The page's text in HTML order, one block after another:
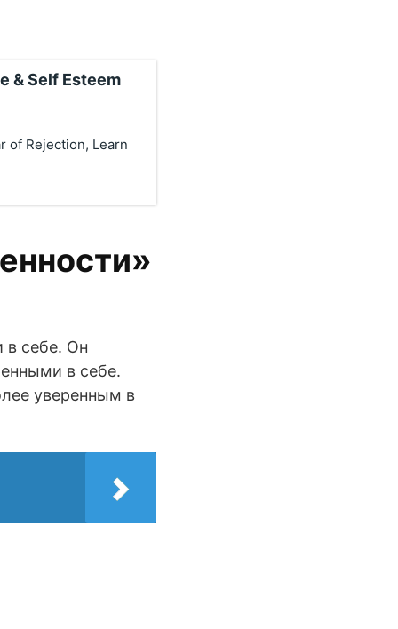
& Self Esteem
of Rejection, Learn
в себе. Он
в себе.
уверенным в